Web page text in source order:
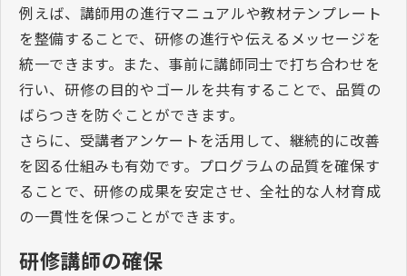
例えば、講師用の進行マニュアルや教材テンプレート
を整備することで、研修の進行や伝えるメッセージを
統一できます。また、事前に講師同士で打ち合わせを
行い、研修の目的やゴールを共有することで、品質の
ばらつきを防ぐことができます。
さらに、受講者アンケートを活用して、継続的に改善
を図る仕組みも有効です。プログラムの品質を確保す
ることで、研修の成果を安定させ、全社的な人材育成
の一貫性を保つことができます。
研修講師の確保